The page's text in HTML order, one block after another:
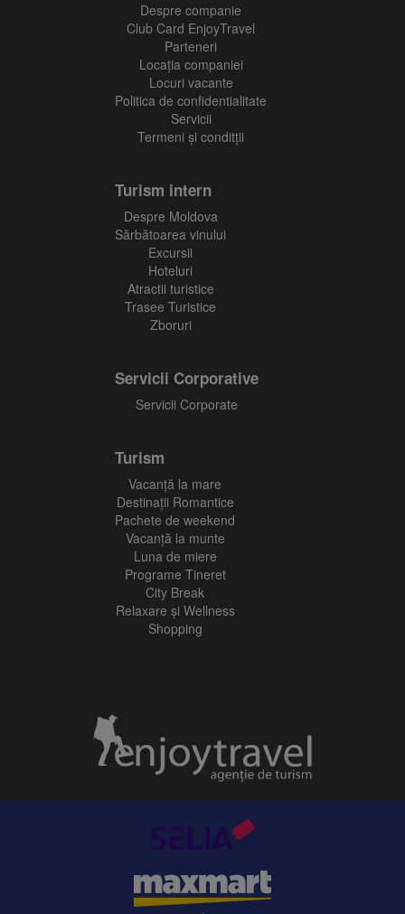
Despre companie
Club Card EnjoyTravel
Parteneri
Locaţia companiei
Locuri vacante
Politica de confidentialitate
Servicii
Termeni și conditții
Turism intern
Despre Moldova
Sărbătoarea vinului
Excursii
Hoteluri
Atractii turistice
Trasee Turistice
Zboruri
Servicii Corporative
Servicii Corporate
Turism
Vacanţă la mare
Destinații Romantice
Pachete de weekend
Vacanță la munte
Luna de miere
Programe Tineret
City Break
Relaxare și Wellness
Shopping